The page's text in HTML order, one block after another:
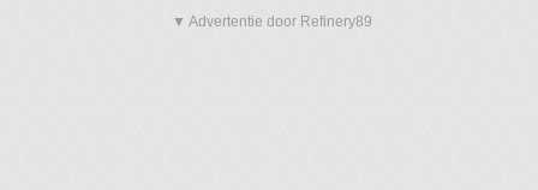
▼ Advertentie door Refinery89